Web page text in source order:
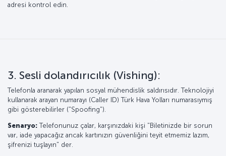
adresi kontrol edin.
3. Sesli dolandırıcılık (Vishing):
Telefonla aranarak yapılan sosyal mühendislik saldırısıdır. Teknolojiyi
kullanarak arayan numarayı (Caller ID) Türk Hava Yolları numarasıymış
gibi gösterebilirler ("Spoofing").
Senaryo: Telefonunuz çalar, karşınızdaki kişi "Biletinizde bir sorun
var, iade yapacağız ancak kartınızın güvenliğini teyit etmemiz lazım,
şifrenizi tuşlayın" der.